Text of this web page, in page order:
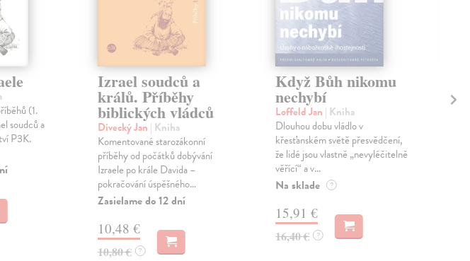
(1.
soudců a
P3K.
Izrael soudců a
králů. Příběhy
biblických vládců
Divecký Jan | Kniha
Komentované starozákonní
příběhy od počátků dobývání
Izraele po krále Davida –
pokračování úspěšného...
Zasielame do 12 dní
10,48 €
10,80 € ?
Když Bůh nikomu
nechybí
Loffeld Jan | Kniha
Dlouhou dobu vládlo v
křesťanském světě přesvědčení,
že lidé jsou vlastně „nevyléčitelně
věřící“ a v...
Na sklade ?
15,91 €
16,40 € ?